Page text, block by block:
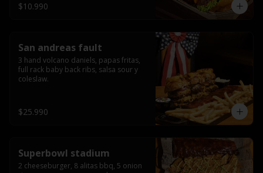
$10.990
San andreas fault
3 hand volcano daniels, papas fritas,
full rack baby back ribs, salsa sour y
coleslaw.
$25.990
Superbowl stadium
2 cheeseburger, 8 alitas bbq, 5 onion